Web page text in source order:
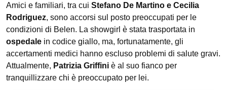
Amici e familiari, tra cui Stefano De Martino e Cecilia
Rodriguez, sono accorsi sul posto preoccupati per le
condizioni di Belen. La showgirl è stata trasportata in
ospedale in codice giallo, ma, fortunatamente, gli
accertamenti medici hanno escluso problemi di salute gravi.
Attualmente, Patrizia Griffini è al suo fianco per
tranquillizzare chi è preoccupato per lei.